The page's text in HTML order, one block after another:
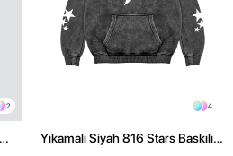
2 4
Yıkamalı Siyah 816 Stars Baskılı